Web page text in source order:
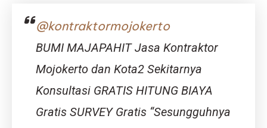
@kontraktormojokerto
BUMI MAJAPAHIT Jasa Kontraktor
Mojokerto dan Kota2 Sekitarnya
Konsultasi GRATIS HITUNG BIAYA
Gratis SURVEY Gratis “Sesungguhnya